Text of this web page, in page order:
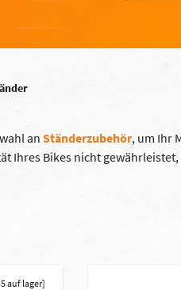
anStänderzubehör, um Ihr
Ihres Bikes nicht
auf lager]